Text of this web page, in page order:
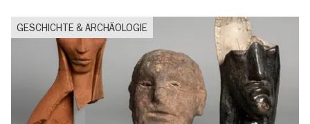
GESCHICHTE & ARCHÄOLOGIE